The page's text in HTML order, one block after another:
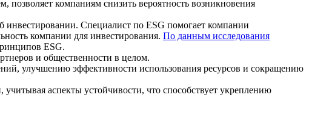
компаниям снизить вероятность возникновения
Специалист по ESG помогает компании
компании для инвестирования. По данным исследования
ESG.
и общественности в целом.
улучшению эффективности использования ресурсов и сокращению
аспекты устойчивости, что способствует укреплению